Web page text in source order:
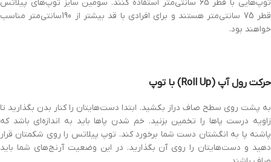
توپ‌هایی با قطر 65 سانتی‌متر استفاده کنند. سومین سایز توپ‌های پیلاتس
قطر 75 سانتی‌متر هستند و برای افرادی با قد بیشتر از 190سانتی‌متر مناسب
خواهند بود.
حرکت رول آپ (Roll Up) با توپ
به پشت روی سطح صاف دراز بکشید. ابتدا دست‌هایتان را کنار بدن بگذارید تا
زاویه درست پاها را تخمین بزنید. خم شدن پاها باید به اندازه‌ای باشد که
پاشنه پا به انگشتان دست شما برخورد کند. توپ پیلاتس را روی شکمتان قرار
دهید و دست‌هایتان را روی آن بگذارید. در این وضعیت آرنج‌های شما باید